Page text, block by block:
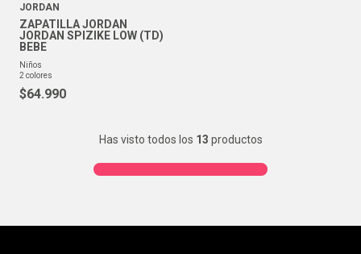
JORDAN
ZAPATILLA JORDAN
JORDAN SPIZIKE LOW (TD)
BEBE
niños
2 colores
$64.990
Has visto todos los 13 productos